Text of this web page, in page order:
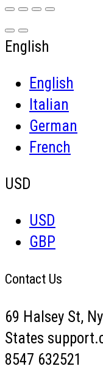
English
English
Italian
German
French
USD
USD
GBP
Contact Us
69 Halsey St,
States
8547 632521